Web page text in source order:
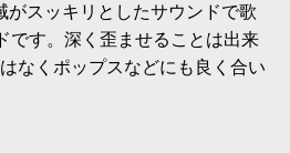
がスッキリとしたサウンドで歌
です。深く歪ませることは出来
なくポップスなどにも良く合い